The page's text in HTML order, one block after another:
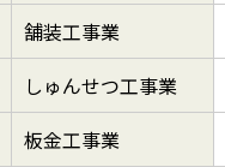
舗装工事業
しゅんせつ工事業
板金工事業